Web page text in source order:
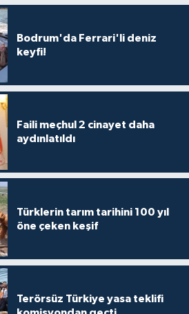
Bodrum'da Ferrari'li deniz
keyfi!
Faili meçhul 2 cinayet daha
aydınlatıldı
Türklerin tarım tarihini 100 yıl
öne çeken keşif
Terörsüz Türkiye yasa teklifi